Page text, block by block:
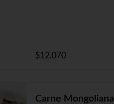
$12.070
Carne Mongoliana